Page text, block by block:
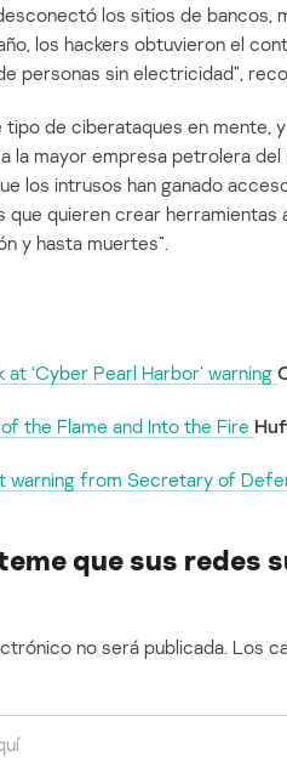
los sitios de bancos,
los hackers obtuvieron el
personas sin electricidad”,
de ciberataques en mente,
la mayor empresa petrolera del
los intrusos han ganado
que quieren crear
y hasta muertes”.
‘Cyber Pearl Harbor’ warning
the Flame and Into the Fire
warning from Secretary of
que sus redes
no será publicada. Los